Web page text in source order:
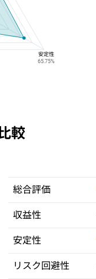
安定性
65.75%
較
総合評価
収益性
安定性
リスク回避性